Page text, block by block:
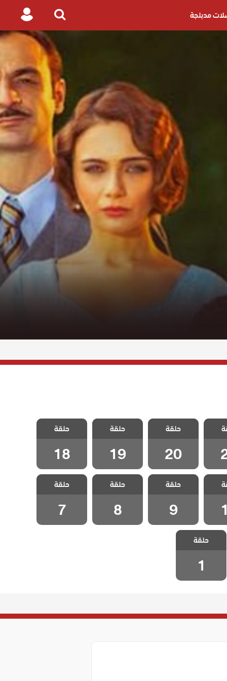
مدبلجة
Search
for
Login
مسلسل عزيز
الحلقة 20
حلقة
20
مسلسل عزيز
الحلقة 19
حلقة
19
مسلسل عزيز
الحلقة 18
حلقة
18
مسلسل عزيز
الحلقة 9
حلقة
9
مسلسل عزيز
الحلقة 8
حلقة
8
مسلسل عزيز
الحلقة 7
حلقة
7
مسلسل عزيز
الحلقة 1
حلقة
1